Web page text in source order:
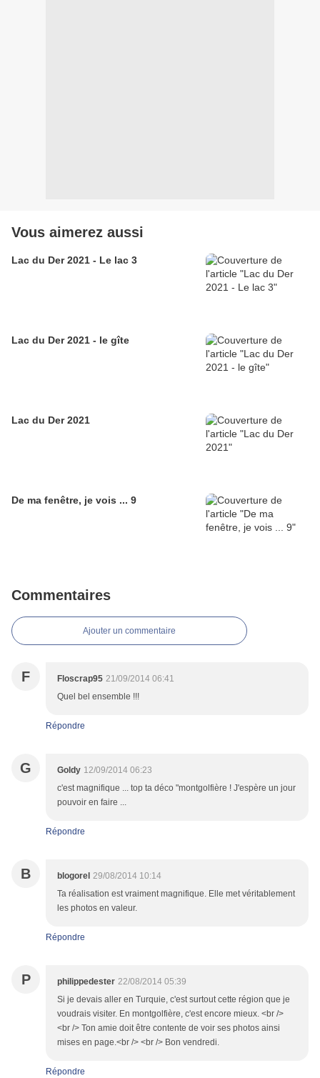
Vous aimerez aussi
Lac du Der 2021 - Le lac 3
Lac du Der 2021 - le gîte
Lac du Der 2021
De ma fenêtre, je vois ... 9
Commentaires
Ajouter un commentaire
F Floscrap95 21/09/2014 06:41
Quel bel ensemble !!!
Répondre
G Goldy 12/09/2014 06:23
c'est magnifique ... top ta déco "montgolfière ! J'espère un jour
pouvoir en faire ...
Répondre
B blogorel 29/08/2014 10:14
Ta réalisation est vraiment magnifique. Elle met véritablement
les photos en valeur.
Répondre
P philippedester 22/08/2014 05:39
Si je devais aller en Turquie, c'est surtout cette région que je
voudrais visiter. En montgolfière, c'est encore mieux. <br />
<br /> Ton amie doit être contente de voir ses photos ainsi
mises en page.<br /> <br /> Bon vendredi.
Répondre